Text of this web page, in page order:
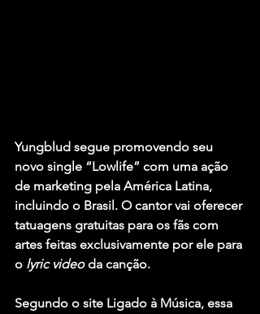
Yungblud segue promovendo seu
novo single “Lowlife” com uma ação
de marketing pela América Latina,
incluindo o Brasil. O cantor vai oferecer
tatuagens gratuitas para os fãs com
artes feitas exclusivamente por ele para
o lyric video da canção.
Segundo o site Ligado à Música, essa